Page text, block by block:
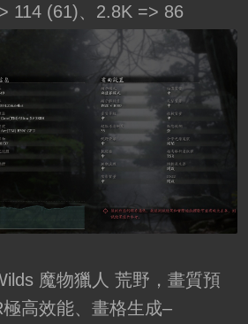
114 (61)、2.8K => 86
魔物獵人 荒野，畫質預
高效能、畫格生成–